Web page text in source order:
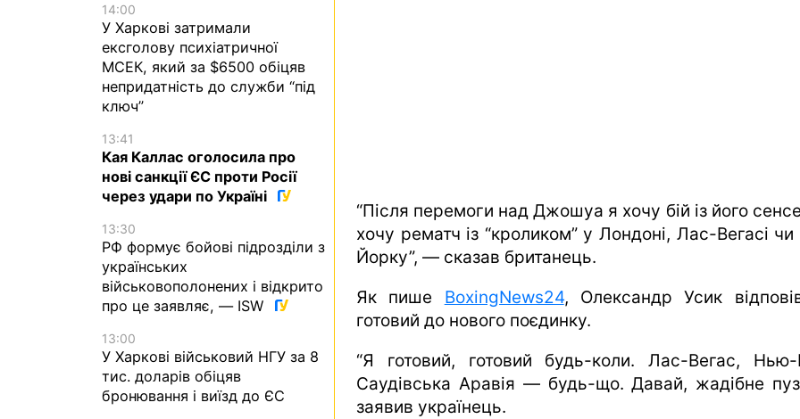
“Після перемоги над Джошуа я хочу бій із його
хочу рематч із “кроликом” у Лондоні, Лас-Вегасі
Йорку”, — сказав британець.
Як пише BoxingNews24, Олександр Усик
готовий до нового поєдинку.
“Я готовий, готовий будь-коли. Лас-Вегас, Нью-
Саудівська Аравія — будь-що. Давай, жадібне
заявив українець.
14:00
У Харкові затримали
ексголову психіатричної
МСЕК, який за $6500 обіцяв
непридатність до служби “під
ключ”
13:41
Кая Каллас оголосила про
нові санкції ЄС проти Росії
через удари по Україні
13:30
РФ формує бойові підрозділи з
українських
військовополонених і відкрито
про це заявляє, — ISW
13:00
У Харкові військовий НГУ за 8
тис. доларів обіцяв
бронювання і виїзд до ЄС